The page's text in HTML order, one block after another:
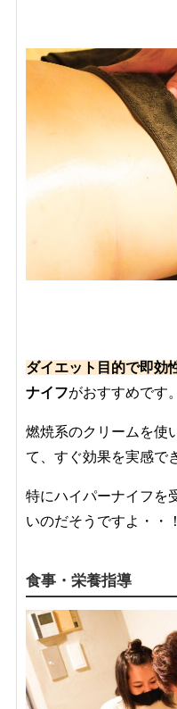
ダイエット目的で即効
ナイフがおすすめです。
燃焼系のクリームを使
て、すぐ効果を実感で
特にハイパーナイフを
いのだそうですよ・・！
食事・栄養指導